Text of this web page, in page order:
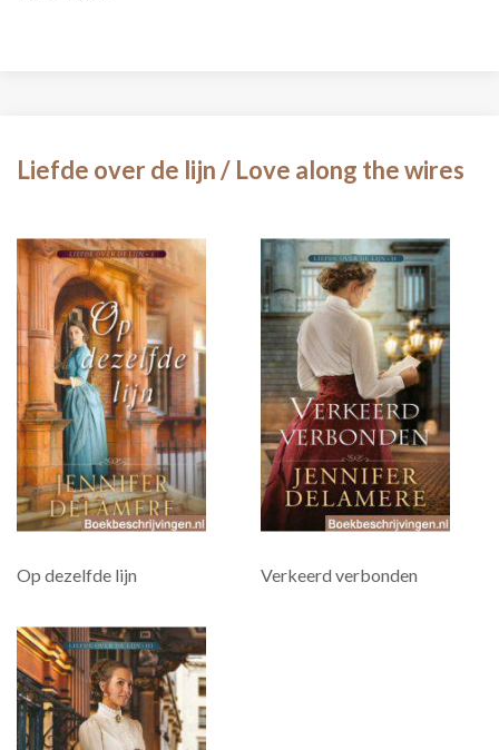
Liefde over de lijn / Love along the wires
Op dezelfde lijn Verkeerd verbonden